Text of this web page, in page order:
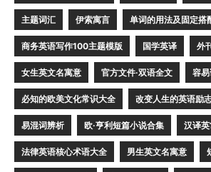
主题词汇 伊索寓言 单词的用法及固定搭
商务英语写作100主题模版 国学英译 外
女生英文名寓意 官方文件·双语全文 容
必知的欧美文化常识大全 改变人生的英语励
易混词辨析 欧·亨利短篇小说合集 汉译
法律英语核心术语大全 男生英文名寓意